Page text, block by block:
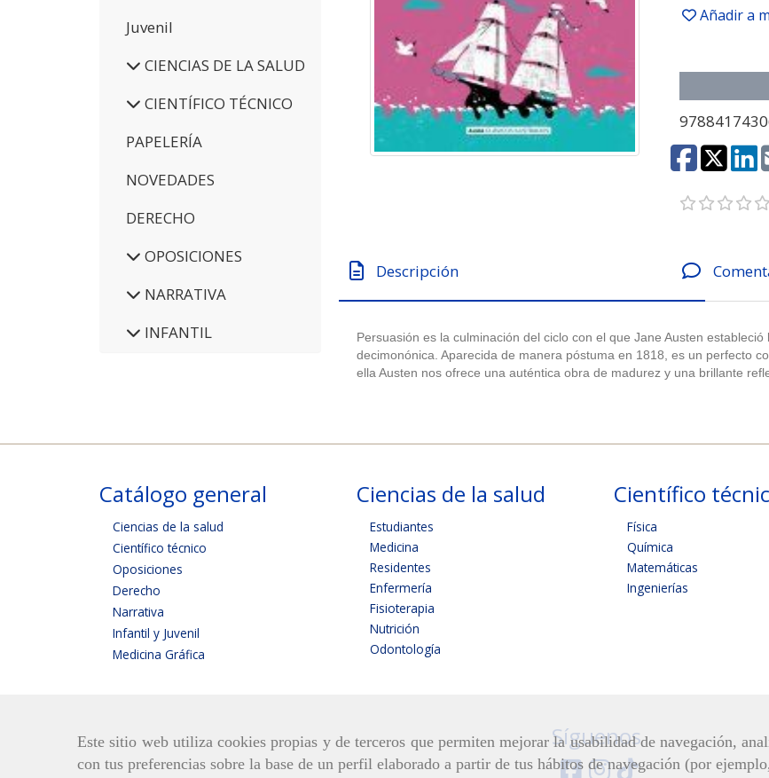
Este sitio web utiliza cookies propias y de terceros que permiten mejorar la usabilidad de navegación,
con tus preferencias sobre la base de un perfil elaborado a partir de tus hábitos de navegación (por
Juvenil
CIENCIAS DE LA SALUD
CIENTÍFICO TÉCNICO
PAPELERÍA
NOVEDADES
DERECHO
OPOSICIONES
NARRATIVA
INFANTIL
Añadir a
Descripción
Persuasión es la culminación del ciclo con el que Jane Austen
decimonónica. Aparecida de manera póstuma en 1818, es un perfecto
ella Austen nos ofrece una auténtica obra de madurez y una brillante
Catálogo general
Ciencias de la salud
Científico técnico
Oposiciones
Derecho
Narrativa
Infantil y Juvenil
Medicina Gráfica
Ciencias de la salud
Estudiantes
Medicina
Residentes
Enfermería
Fisioterapia
Nutrición
Odontología
Científico
Física
Química
Matemáticas
Ingenierías
Síguenos